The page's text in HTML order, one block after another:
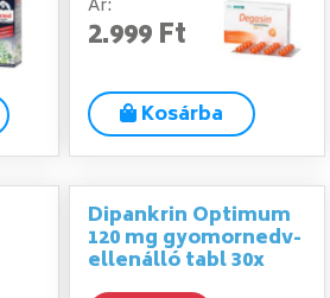
Ár:
2.999 Ft
Kosárba
Dipankrin Optimum
120 mg gyomornedv-
ellenálló tabl 30x